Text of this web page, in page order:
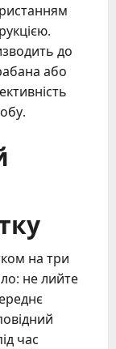
до
або
на три
не лийте
час